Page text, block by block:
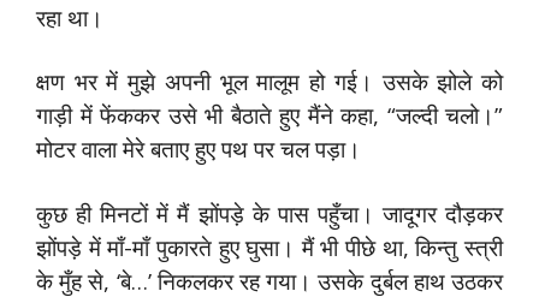
रहा था।
क्षण भर में मुझे अपनी भूल मालूम हो गई। उसके झोले को
गाड़ी में फेंककर उसे भी बैठाते हुए मैंने कहा, “जल्दी चलो।”
मोटर वाला मेरे बताए हुए पथ पर चल पड़ा।
कुछ ही मिनटों में मैं झोंपड़े के पास पहुँचा। जादूगर दौड़कर
झोंपड़े में माँ-माँ पुकारते हुए घुसा। मैं भी पीछे था, किन्तु स्त्री
के मुँह से, ‘बे…’ निकलकर रह गया। उसके दुर्बल हाथ उठकर